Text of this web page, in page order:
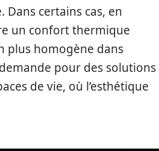
certains cas, en
un confort thermique
plus homogène dans
pour des solutions
de vie, où l’esthétique